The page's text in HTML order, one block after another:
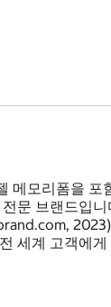
메모리폼을 포
문 브랜드입
세계 고객에